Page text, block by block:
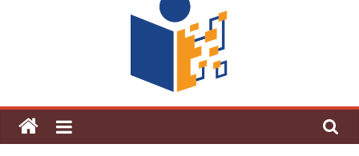
поредна награда от конкурс на
център за развитие на човешките
ресурси (ЦРЧР)